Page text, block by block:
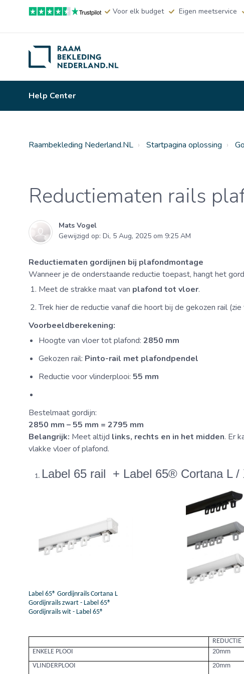
Voor elk budget Eigen meetservice
Help Center
Raambekleding Nederland.NL Startpagina oplossing
Reductiematen rails
Mats Vogel
Gewijzigd op: Di, 5 Aug, 2025 om 9:25 AM
Reductiematen gordijnen bij plafondmontage
Wanneer je de onderstaande reductie toepast, hangt het
Meet de strakke maat van plafond tot vloer.
Trek hier de reductie vanaf die hoort bij de gekozen rail
Voorbeeldberekening:
Hoogte van vloer tot plafond: 2850 mm
Gekozen rail: Pinto-rail met plafondpendel
Reductie voor vlinderplooi: 55 mm
Bestelmaat gordijn:
2850 mm – 55 mm = 2795 mm
Belangrijk: Meet altijd links, rechts en in het midden. Er
vlakke vloer of plafond.
Label 65 rail + Label 65® Cortana L /
Label 65® Gordijnrails Cortana L
Gordijnrails zwart - Label 65®
Gordijnrails wit - Label 65®
REDUCTIE
ENKELE PLOOI
20mm
VLINDERPLOOI
20mm